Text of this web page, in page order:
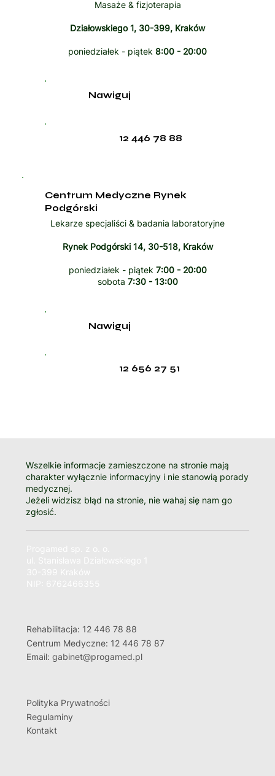
Masaże & fizjoterapia
Działowskiego 1, 30-399, Kraków
poniedziałek - piątek 8:00 - 20:00
12 446 78 88
Nawiguj
Centrum Medyczne Rynek
Podgórski
Lekarze specjaliści & badania laboratoryjne
Rynek Podgórski 14, 30-518, Kraków
poniedziałek - piątek 7:00 - 20:00
sobota 7:30 - 13:00
12 656 27 51
Nawiguj
Wszelkie informacje zamieszczone na stronie mają
charakter wyłącznie informacyjny i nie stanowią porady
medycznej.
Jeżeli widzisz błąd na stronie, nie wahaj się nam go
zgłosić.
Rehabilitacja: 12 446 78 88
Centrum Medyczne: 12 446 78 87
Email: gabinet@progamed.pl
Polityka Prywatności
Regulaminy
Kontakt